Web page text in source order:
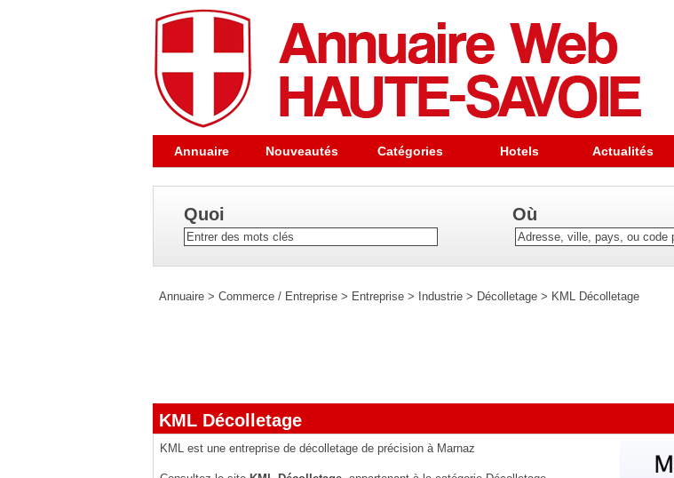
Annuaire Nouveautés Catégories Hotels Actualités
Quoi Où
Annuaire > Commerce / Entreprise > Entreprise > Industrie > Décolletage > KML Décolletage
KML Décolletage
KML est une entreprise de décolletage de précision à Marnaz